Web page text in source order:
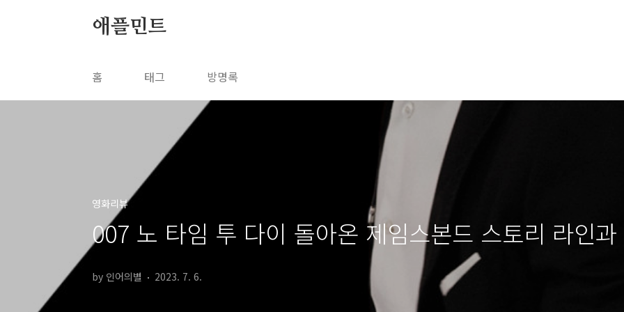
애플민트
홈 태그 방명록
영화리뷰
007 노 타임 투 다이 돌아온 제임스본드 스토리 라인
by 인어의별 2023. 7. 6.